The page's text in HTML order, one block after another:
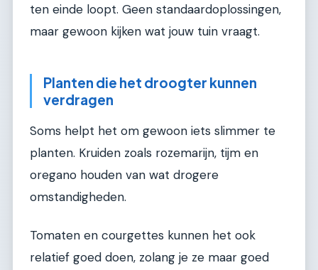
ten einde loopt. Geen standaardoplossingen,
maar gewoon kijken wat jouw tuin vraagt.
Planten die het droogter kunnen
verdragen
Soms helpt het om gewoon iets slimmer te
planten. Kruiden zoals rozemarijn, tijm en
oregano houden van wat drogere
omstandigheden.
Tomaten en courgettes kunnen het ook
relatief goed doen, zolang je ze maar goed